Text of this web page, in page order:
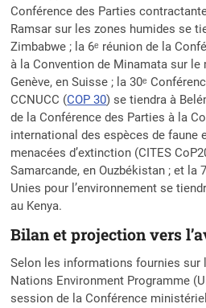
Conférence des Parties
Ramsar sur les zones humides se
Zimbabwe ; la 6ᵉ réunion de la
à la Convention de Minamata sur le
Genève, en Suisse ; la 30ᵉ
CCNUCC (COP 30) se tiendra à
de la Conférence des Parties à la
international des espèces de faune
menacées d’extinction (CITES
Samarcande, en Ouzbékistan ; et la
Unies pour l’environnement se
au Kenya.
Bilan et projection vers
Selon les informations fournies sur
Nations Environment Programme
session de la Conférence